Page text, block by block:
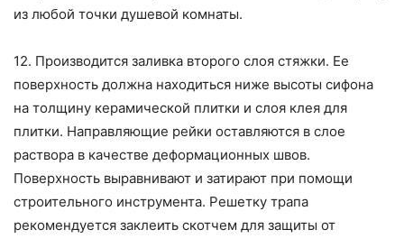
из любой точки душевой комнаты.
12. Производится заливка второго слоя стяжки. Ее
поверхность должна находиться ниже высоты сифона
на толщину керамической плитки и слоя клея для
плитки. Направляющие рейки оставляются в слое
раствора в качестве деформационных швов.
Поверхность выравнивают и затирают при помощи
строительного инструмента. Решетку трапа
рекомендуется заклеить скотчем для защиты от